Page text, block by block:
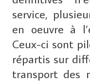
service,
en oeuvre à
Ceux-ci sont
répartis sur
transport des